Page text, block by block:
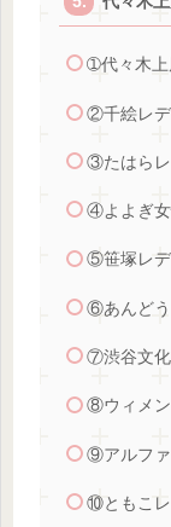
➀代々木上
②千絵レデ
③たはらレ
④よよぎ
⑤笹塚レデ
⑥あんどう
⑦渋谷文化
⑧ウィメン
⑨アルファ
⑩ともこレ